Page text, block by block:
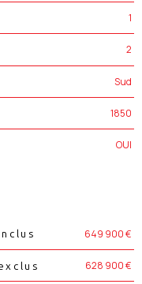
1
2
Sud
1850
OUI
649 900 €
628 900 €